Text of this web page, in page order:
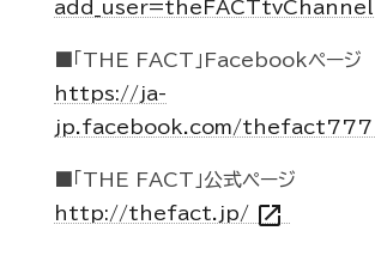
add_user=theFACTtvChannel
■「THE FACT」Facebookページ
https://ja-
jp.facebook.com/thefact777
■「THE FACT」公式ページ
http://thefact.jp/ open_in_new